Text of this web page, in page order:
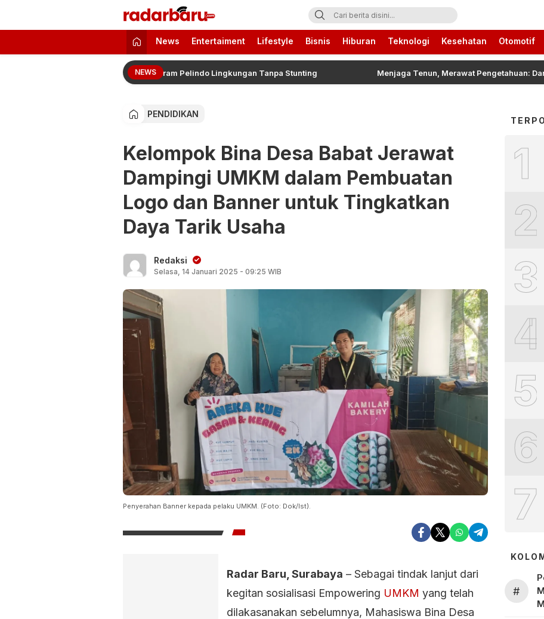
radarbaru.com
Informasi Berita Terbaru dan Terkini Hari Ini
News Entertaiment Lifestyle Bisnis Hiburan Teknologi Kesehatan Otomotif
NEWS
PT MMI Sukseskan Program Pelindo Lingkungan Tanpa Stunting Menjaga Tenun, Merawat Pengetahuan: Dari
PENDIDIKAN
Kelompok Bina Desa Babat Jerawat
Dampingi UMKM dalam Pembuatan
Logo dan Banner untuk Tingkatkan
Daya Tarik Usaha
Redaksi
Selasa, 14 Januari 2025 - 09:25 WIB
Penyerahan Banner kepada pelaku UMKM. (Foto: Dok/Ist).
Radar Baru, Surabaya – Sebagai tindak lanjut dari
kegitan sosialisasi Empowering UMKM yang telah
dilakasanakan sebelumnya, Mahasiswa Bina Desa
1
2
3
4
5
6
7
#